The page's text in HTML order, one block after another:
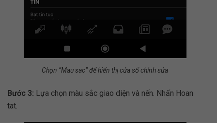
Chọn “Mau sac” để hiển thị cửa sổ chỉnh sửa
Bước 3: Lựa chọn màu sắc giao diện và nến. Nhấn Hoan
tat.